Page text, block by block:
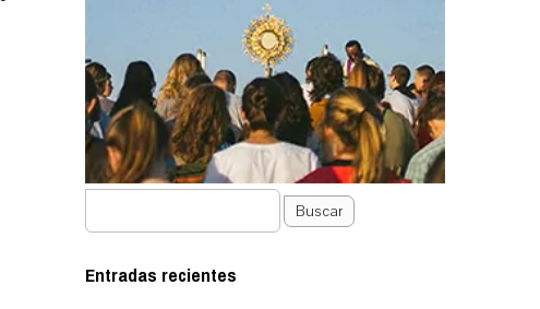
Buscar
Entradas recientes